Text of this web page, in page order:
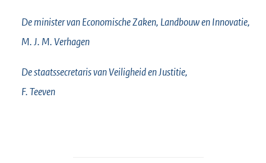
De minister van Economische Zaken, Landbouw en Innovatie,
M. J. M.Verhagen
De staatssecretaris van Veiligheid en Justitie,
F.Teeven